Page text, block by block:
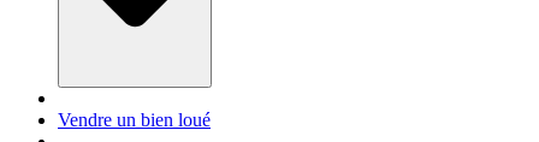
Vendre un bien loué